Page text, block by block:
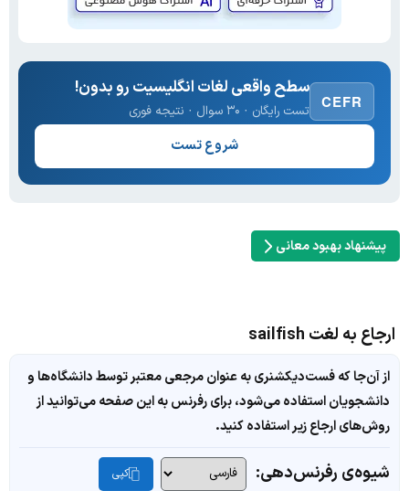
CEFR
سطح واقعی لغات انگلیسیت رو بدون!
تست رایگان · ۳۰ سوال · نتیجه فوری
شروع تست
پیشنهاد بهبود معانی
ارجاع به لغت sailfish
از آن‌جا که فست‌دیکشنری به عنوان مرجعی معتبر توسط دانشگاه‌ها و
دانشجویان استفاده می‌شود، برای رفرنس به این صفحه می‌توانید از
روش‌های ارجاع زیر استفاده کنید.
شیوه‌ی رفرنس‌دهی: کپی